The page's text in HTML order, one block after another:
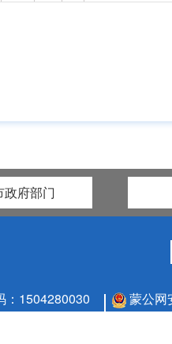
时间、地点、联
保障
审核
初审对象名单及
政府部门
1504280030
蒙公网